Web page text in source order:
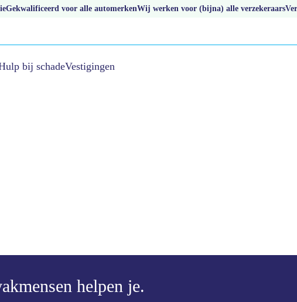
Gekwalificeerd voor alle automerkenWij werken voor (bijna) alle verzekeraars
bij schadeVestigingen
helpen je.